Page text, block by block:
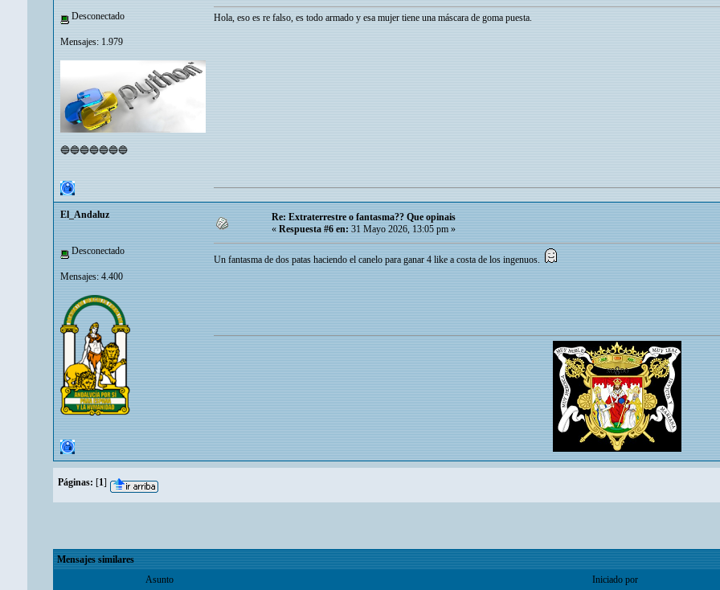
Desconectado
Mensajes: 1.979
🔵🔵🔵🔵🔵🔵🔵
Hola, eso es re falso, es todo armado y esa mujer tiene una máscara de goma puesta.
El_Andaluz
Desconectado
Mensajes: 4.400
Re: Extraterrestre o fantasma?? Que opinais
«Respuesta #6 en:31 Mayo 2026, 13:05 pm »
Un fantasma de dos patas haciendo el canelo para ganar 4 like a costa de los ingenuos.
Páginas: [1]
Mensajes similares
Asunto
Iniciado por